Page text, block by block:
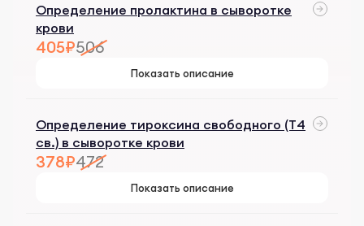
Определение пролактина в сыворотке
крови
405₽506
Показать описание
Определение тироксина свободного (Т4
св.) в сыворотке крови
378₽472
Показать описание